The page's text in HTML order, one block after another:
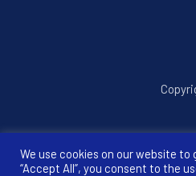
We use cookies on our website
“Accept All”, you consent to the